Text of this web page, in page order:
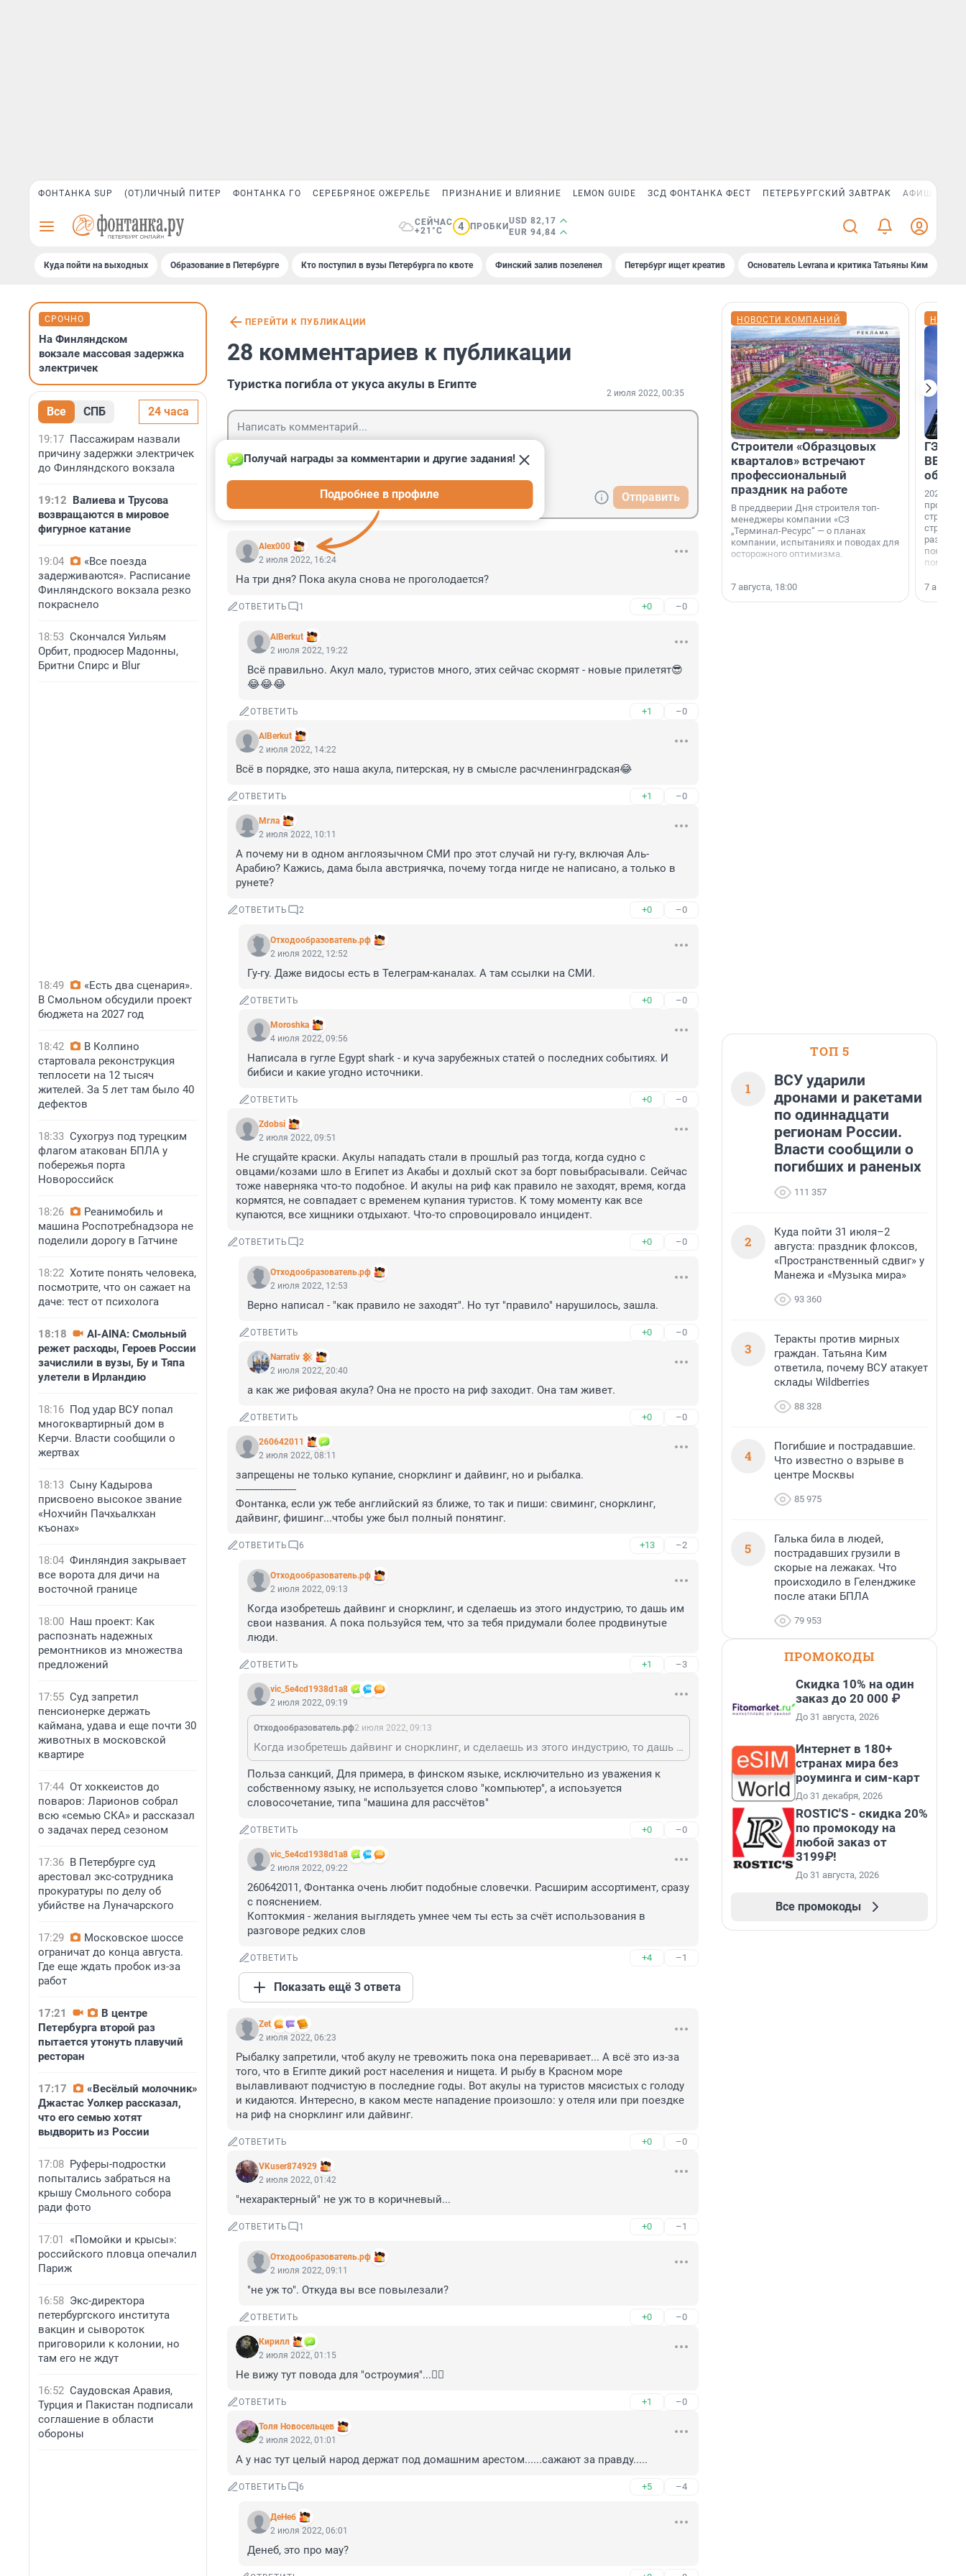
ФОНТАНКА SUP (ОТ)ЛИЧНЫЙ ПИТЕР ФОНТАНКА ГО СЕРЕБРЯНОЕ ОЖЕРЕЛЬЕ ПРИЗНАНИЕ И ВЛИЯНИЕ LEMON GUIDE ЗСД ФОНТАНКА ФЕСТ ПЕТЕРБУРГСКИЙ ЗАВТРАК АФИША PLUS
СЕЙЧАС
+21°C
4 ПРОБКИ
USD 82,17
EUR 94,84
Куда пойти на выходных Образование в Петербурге Кто поступил в вузы Петербурга по квоте Финский залив позеленел Петербург ищет креатив Основатель Levrana и критика Татьяны Ким
СРОЧНО
На Финляндском
вокзале массовая задержка
электричек
Все СПБ 24 часа
19:17 Пассажирам назвали
причину задержки электричек
до Финляндского вокзала
19:12 Валиева и Трусова
возвращаются в мировое
фигурное катание
19:04
«Все поезда
задерживаются». Расписание
Финляндского вокзала резко
покраснело
18:53 Скончался Уильям
Орбит, продюсер Мадонны,
Бритни Спирс и Blur
18:49
«Есть два сценария».
В Смольном обсудили проект
бюджета на 2027 год
18:42
В Колпино
стартовала реконструкция
теплосети на 12 тысяч
жителей. За 5 лет там было 40
дефектов
18:33 Сухогруз под турецким
флагом атакован БПЛА у
побережья порта
Новороссийск
18:26
Реанимобиль и
машина Роспотребнадзора не
поделили дорогу в Гатчине
18:22 Хотите понять человека,
посмотрите, что он сажает на
даче: тест от психолога
18:18
AI-AINA: Смольный
режет расходы, Героев России
зачислили в вузы, Бу и Тяпа
улетели в Ирландию
18:16 Под удар ВСУ попал
многоквартирный дом в
Керчи. Власти сообщили о
жертвах
18:13 Сыну Кадырова
присвоено высокое звание
«Нохчийн Пачхьалкхан
къонах»
18:04 Финляндия закрывает
все ворота для дичи на
восточной границе
18:00 Наш проект: Как
распознать надежных
ремонтников из множества
предложений
17:55 Суд запретил
пенсионерке держать
каймана, удава и еще почти 30
животных в московской
квартире
17:44 От хоккеистов до
поваров: Ларионов собрал
всю «семью СКА» и рассказал
о задачах перед сезоном
17:36 В Петербурге суд
арестовал экс-сотрудника
прокуратуры по делу об
убийстве на Луначарского
17:29
Московское шоссе
ограничат до конца августа.
Где еще ждать пробок из-за
работ
17:21
В центре
Петербурга второй раз
пытается утонуть плавучий
ресторан
17:17
«Весёлый молочник»
Джастас Уолкер рассказал,
что его семью хотят
выдворить из России
17:08 Руферы-подростки
попытались забраться на
крышу Смольного собора
ради фото
17:01
«Помойки и крысы»:
российского пловца опечалил
Париж
16:58 Экс-директора
петербургского института
вакцин и сывороток
приговорили к колонии, но
там его не ждут
16:52 Саудовская Аравия,
Турция и Пакистан подписали
соглашение в области
обороны
ПЕРЕЙТИ К ПУБЛИКАЦИИ
28 комментариев к публикации
Туристка погибла от укуса акулы в Египте
2 июля 2022, 00:35
Отправить
Alex000
Получай награды за комментарии и другие задания!
Подробнее в профиле
2 июля 2022, 16:24
На три дня? Пока акула снова не проголодается?
ОТВЕТИТЬ 1 +0 –0
AlBerkut
2 июля 2022, 19:22
Всё правильно. Акул мало, туристов много, этих сейчас скормят - новые прилетят😎
😂😂😂
ОТВЕТИТЬ +1 –0
AlBerkut
2 июля 2022, 14:22
Всё в порядке, это наша акула, питерская, ну в смысле расчленинградская😂
ОТВЕТИТЬ +1 –0
Мгла
2 июля 2022, 10:11
А почему ни в одном англоязычном СМИ про этот случай ни гу-гу, включая Аль-
Арабию? Кажись, дама была австриячка, почему тогда нигде не написано, а только в
рунете?
ОТВЕТИТЬ 2 +0 –0
Отходообразователь.рф
2 июля 2022, 12:52
Гу-гу. Даже видосы есть в Телеграм-каналах. А там ссылки на СМИ.
ОТВЕТИТЬ +0 –0
Moroshka
4 июля 2022, 09:56
Написала в гугле Egypt shark - и куча зарубежных статей о последних событиях. И
бибиси и какие угодно источники.
ОТВЕТИТЬ +0 –0
Zdobsi
2 июля 2022, 09:51
Не сгущайте краски. Акулы нападать стали в прошлый раз тогда, когда судно с
овцами/козами шло в Египет из Акабы и дохлый скот за борт повыбрасывали. Сейчас
тоже наверняка что-то подобное. И акулы на риф как правило не заходят, время, когда
кормятся, не совпадает с временем купания туристов. К тому моменту как все
купаются, все хищники отдыхают. Что-то спровоцировало инцидент.
ОТВЕТИТЬ 2 +0 –0
Отходообразователь.рф
2 июля 2022, 12:53
Верно написал - "как правило не заходят". Но тут "правило" нарушилось, зашла.
ОТВЕТИТЬ +0 –0
Narrativ 𒆜
2 июля 2022, 20:40
а как же рифовая акула? Она не просто на риф заходит. Она там живет.
ОТВЕТИТЬ +0 –0
260642011
2 июля 2022, 08:11
запрещены не только купание, снорклинг и дайвинг, но и рыбалка.
---------------------
Фонтанка, если уж тебе английский яз ближе, то так и пиши: свиминг, снорклинг,
дайвинг, фишинг...чтобы уже был полный понятинг.
ОТВЕТИТЬ 6 +13 –2
Отходообразователь.рф
2 июля 2022, 09:13
Когда изобретешь дайвинг и снорклинг, и сделаешь из этого индустрию, то дашь им
свои названия. А пока пользуйся тем, что за тебя придумали более продвинутые
люди.
ОТВЕТИТЬ +1 –3
vic_5e4cd1938d1a8
2 июля 2022, 09:19
Отходообразователь.рф2 июля 2022, 09:13
Когда изобретешь дайвинг и снорклинг, и сделаешь из этого индустрию, то дашь им свои названия. А пока пользуйся тем, что за тебя придумали более продвинутые люди.
Польза санкций, Для примера, в финском языке, исключительно из уважения к
собственному языку, не используется слово "компьютер", а испоьзуется
словосочетание, типа "машина для рассчётов"
ОТВЕТИТЬ +0 –0
vic_5e4cd1938d1a8
2 июля 2022, 09:22
260642011, Фонтанка очень любит подобные словечки. Расширим ассортимент, сразу
с пояснением.
Коптокмия - желания выглядеть умнее чем ты есть за счёт использования в
разговоре редких слов
ОТВЕТИТЬ +4 –1
Показать ещё 3 ответа
Zet
2 июля 2022, 06:23
Рыбалку запретили, чтоб акулу не тревожить пока она переваривает... А всё это из-за
того, что в Египте дикий рост населения и нищета. И рыбу в Красном море
вылавливают подчистую в последние годы. Вот акулы на туристов мясистых с голоду
и кидаются. Интересно, в каком месте нападение произошло: у отеля или при поездке
на риф на снорклинг или дайвинг.
ОТВЕТИТЬ +0 –0
VKuser874929
2 июля 2022, 01:42
"нехарактерный" не уж то в коричневый...
ОТВЕТИТЬ 1 +0 –1
Отходообразователь.рф
2 июля 2022, 09:11
"не уж то". Откуда вы все повылезали?
ОТВЕТИТЬ +0 –0
Киpилл
2 июля 2022, 01:15
Не вижу тут повода для "остроумия"...🤦‍♂️
ОТВЕТИТЬ +1 –0
Толя Новосельцев
2 июля 2022, 01:01
А у нас тут целый народ держат под домашним арестом......сажают за правду.....
ОТВЕТИТЬ 6 +5 –4
ДеHеб
2 июля 2022, 06:01
Денеб, это про мау?
НОВОСТИ КОМПАНИЙ
Строители «Образцовых
кварталов» встречают
профессиональный
праздник на работе
В преддверии Дня строителя топ-
менеджеры компании «СЗ
„Терминал-Ресурс“ — о планах
компании, испытаниях и поводах для
осторожного оптимизма.
7 августа, 18:00
ГЭС,
ВВП: в
об
2026-й —
раз. В
7
ТОП 5
1
ВСУ ударили
дронами и ракетами
по одиннадцати
регионам России.
Власти сообщили о
погибших и раненых
111 357
2
Куда пойти 31 июля–2
августа: праздник флоксов,
«Пространственный сдвиг» у
Манежа и «Музыка мира»
93 360
3
Теракты против мирных
граждан. Татьяна Ким
ответила, почему ВСУ атакует
склады Wildberries
88 328
4
Погибшие и пострадавшие.
Что известно о взрыве в
центре Москвы
85 975
5
Галька била в людей,
пострадавших грузили в
скорые на лежаках. Что
происходило в Геленджике
после атаки БПЛА
79 953
ПРОМОКОДЫ
Скидка 10% на один
заказ до 20 000 ₽
До 31 августа, 2026
Интернет в 180+
странах мира без
роуминга и сим-карт
До 31 декабря, 2026
ROSTIC'S - скидка 20%
по промокоду на
любой заказ от
3199₽!
До 31 августа, 2026
Все промокоды